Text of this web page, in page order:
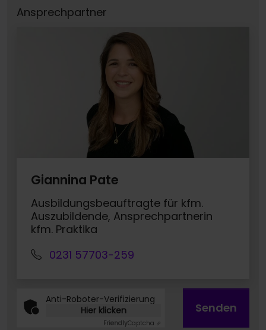
Ansprechpartner
Giannina Pate
Ausbildungsbeauftragte für kfm.
Auszubildende, Ansprechpartnerin
kfm. Praktika
0231 57703-259
Anti-Roboter-Verifizierung
Hier klicken
FriendlyCaptcha ⇗
Senden